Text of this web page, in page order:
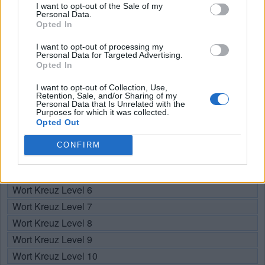
I want to opt-out of the Sale of my
Personal Data.
Opted In
I want to opt-out of processing my
Personal Data for Targeted Advertising.
Opted In
I want to opt-out of Collection, Use,
Retention, Sale, and/or Sharing of my
Personal Data that Is Unrelated with the
Purposes for which it was collected.
Opted Out
CONFIRM
Puzzles
Hier können Sie nach Ihrer Antwort anhand der
Levelnummer suchen, aber wir empfehlen Ihnen, die Suche
nach Buchstaben zu verwenden.
Wählen Sie Ihr Level:
Wort Kreuz Level 1
Wort Kreuz Level 2
Wort Kreuz Level 3
Wort Kreuz Level 4
Wort Kreuz Level 6
Wort Kreuz Level 7
Wort Kreuz Level 8
Wort Kreuz Level 9
Wort Kreuz Level 10